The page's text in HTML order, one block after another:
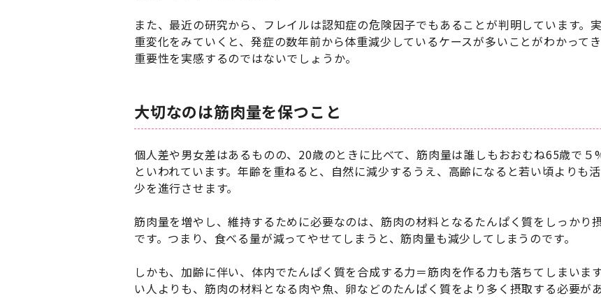
また、最近の研究から、フレイルは認知症の危険因子でもあることが判明しています。
重変化をみていくと、発症の数年前から体重減少しているケースが多いことがわかって
重要性を実感するのではないでしょうか。
大切なのは筋肉量を保つこと
個人差や男女差はあるものの、20歳のときに比べて、筋肉量は誰しもおおむね65歳で
といわれています。年齢を重ねると、自然に減少するうえ、高齢になると若い頃よりも
少を進行させます。
筋肉量を増やし、維持するために必要なのは、筋肉の材料となるたんぱく質をしっかり
です。つまり、食べる量が減ってやせてしまうと、筋肉量も減少してしまうのです。
しかも、加齢に伴い、体内でたんぱく質を合成する力＝筋肉を作る力も落ちてしまいま
い人よりも、筋肉の材料となる肉や魚、卵などのたんぱく質をより多く摂取する必要があ